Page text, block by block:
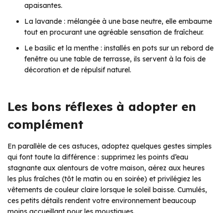
apaisantes.
La lavande : mélangée à une base neutre, elle embaume
tout en procurant une agréable sensation de fraîcheur.
Le basilic et la menthe : installés en pots sur un rebord de
fenêtre ou une table de terrasse, ils servent à la fois de
décoration et de répulsif naturel.
Les bons réflexes à adopter en
complément
En parallèle de ces astuces, adoptez quelques gestes simples
qui font toute la différence : supprimez les points d’eau
stagnante aux alentours de votre maison, aérez aux heures
les plus fraîches (tôt le matin ou en soirée) et privilégiez les
vêtements de couleur claire lorsque le soleil baisse. Cumulés,
ces petits détails rendent votre environnement beaucoup